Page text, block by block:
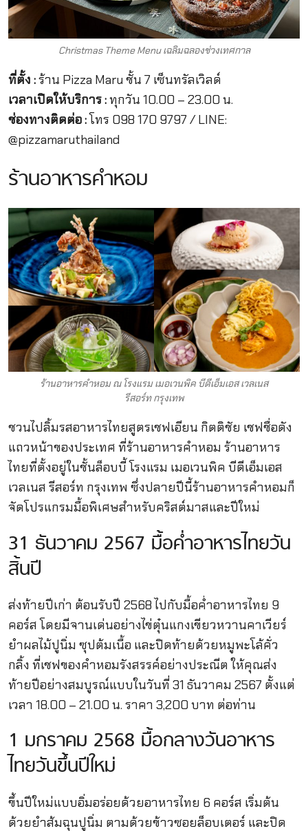
Christmas Theme Menu เฉลิมฉลองช่วงเทศกาล
ที่ตั้ง :ร้าน Pizza Maru ชั้น 7 เซ็นทรัลเวิลด์
เวลาเปิดให้บริการ :ทุกวัน 10.00 – 23.00 น.
ช่องทางติดต่อ :โทร 098 170 9797 / LINE:
@pizzamaruthailand
ร้านอาหารคำหอม
ร้านอาหารคำหอม ณ โรงแรม เมอเวนพิค บีดีเอ็มเอส เวลเนส
รีสอร์ท กรุงเทพ
ชวนไปลิ้มรสอาหารไทยสูตรเชฟเอียน กิตติชัย เชฟชื่อดัง
แถวหน้าของประเทศ ที่ร้านอาหารคำหอม ร้านอาหาร
ไทยที่ตั้งอยู่ในชั้นล็อบบี้ โรงแรม เมอเวนพิค บีดีเอ็มเอส
เวลเนส รีสอร์ท กรุงเทพ ซึ่งปลายปีนี้ร้านอาหารคำหอมก็
จัดโปรแกรมมื้อพิเศษสำหรับคริสต์มาสและปีใหม่
31 ธันวาคม 2567 มื้อค่ำอาหารไทยวัน
สิ้นปี
ส่งท้ายปีเก่า ต้อนรับปี 2568 ไปกับมื้อค่ำอาหารไทย 9
คอร์ส โดยมีจานเด่นอย่างไข่ตุ๋นแกงเขียวหวานคาเวียร์
ยำผลไม้ปูนิ่ม ซุปต้มเนื้อ และปิดท้ายด้วยหมูพะโล้คั่ว
กลิ้ง ที่เชฟของคำหอมรังสรรค์อย่างประณีต ให้คุณส่ง
ท้ายปีอย่างสมบูรณ์แบบในวันที่ 31 ธันวาคม 2567 ตั้งแต่
เวลา 18.00 – 21.00 น. ราคา 3,200 บาท ต่อท่าน
1 มกราคม 2568 มื้อกลางวันอาหาร
ไทยวันขึ้นปีใหม่
ขึ้นปีใหม่แบบอิ่มอร่อยด้วยอาหารไทย 6 คอร์ส เริ่มต้น
ด้วยยำส้มฉุนปูนิ่ม ตามด้วยข้าวซอยล็อบเตอร์ และปิด